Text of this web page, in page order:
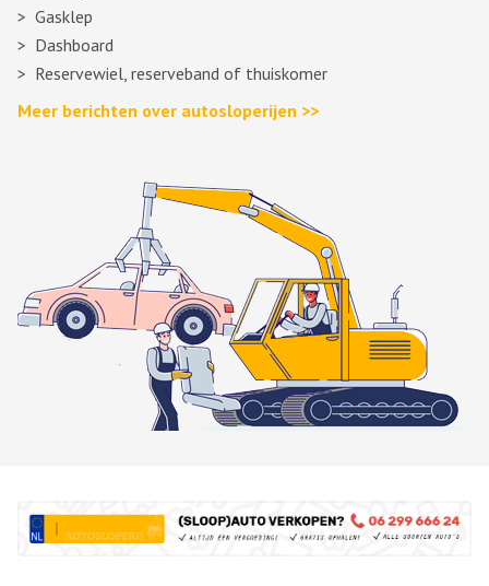
Gasklep
Dashboard
Reservewiel, reserveband of thuiskomer
Meer berichten over autosloperijen >>